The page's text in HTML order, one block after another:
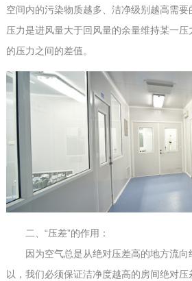
空间内的污染物质越多、洁净级别越高需
压力是进风量大于回风量的余量维持某一
的压力之间的差值。
二、“压差”的作用：
因为空气总是从绝对压差高的地方流向
以，我们必须保证洁净度越高的房间绝对